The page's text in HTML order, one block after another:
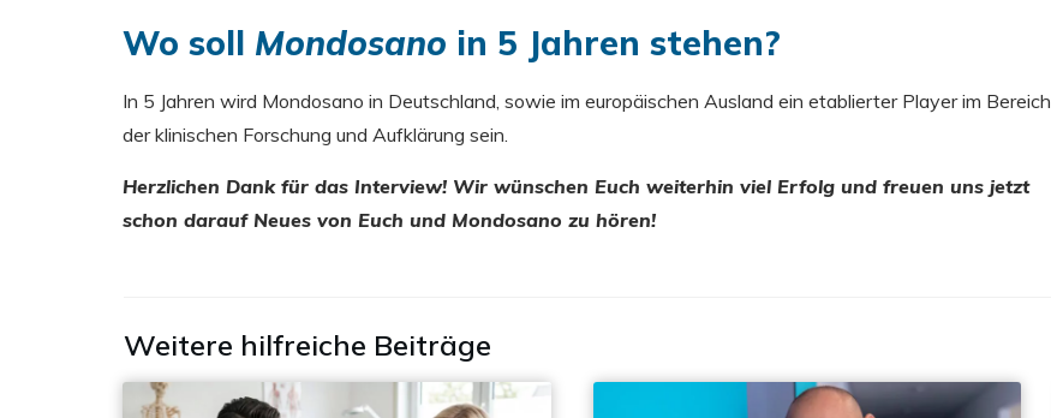
Wo soll Mondosano in 5 Jahren stehen?
In 5 Jahren wird Mondosano in Deutschland, sowie im europäischen Ausland ein etablierter Player im Bereich
der klinischen Forschung und Aufklärung sein.
Herzlichen Dank für das Interview! Wir wünschen Euch weiterhin viel Erfolg und freuen uns jetzt
schon darauf Neues von Euch und Mondosano zu hören!
Weitere hilfreiche Beiträge